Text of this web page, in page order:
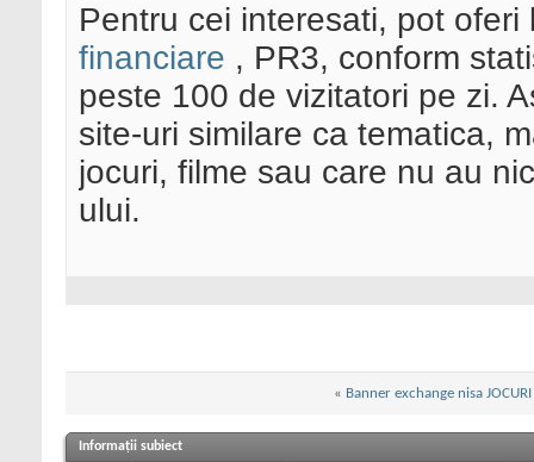
Pentru cei interesati, pot
financiare , PR3, conform
peste 100 de vizitatori pe zi.
site-uri similare ca tematica,
jocuri, filme sau care nu au
ului.
« Banner exchange nisa
Informații subiect